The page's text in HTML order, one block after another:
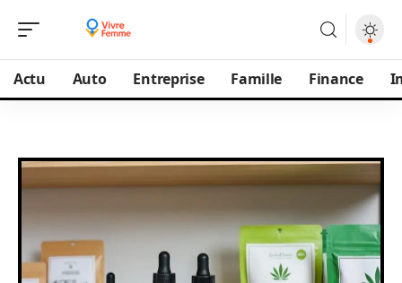
Actu Auto Entreprise Famille Finance